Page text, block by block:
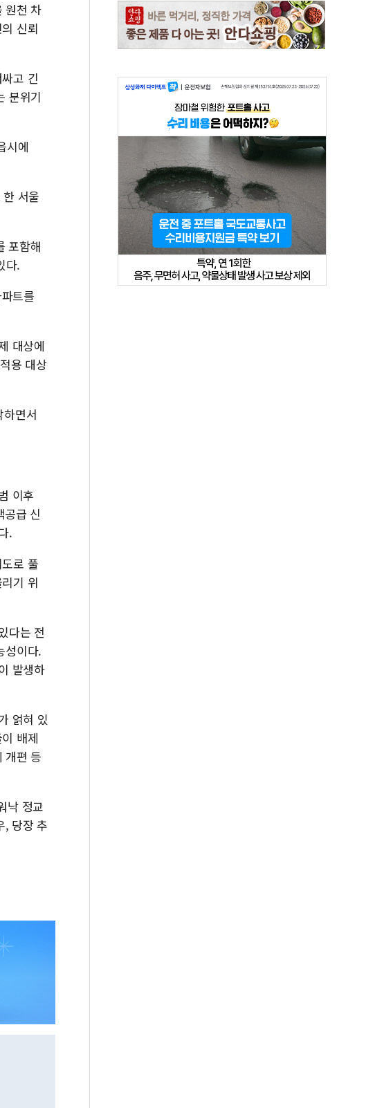
원천 차
신뢰
고 긴
분위기
시에
서울
포함해
다.
트를
대상에
용 대상
면서
이후
공급 신
.
로 풀
기 위
다는 전
성이다.
발생하
얽혀 있
배제
개편 등
낙 정교
, 당장 추